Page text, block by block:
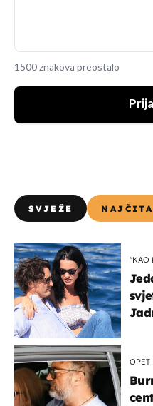
1500 znakova preostalo
SVJEŽE
"KAO
OPET